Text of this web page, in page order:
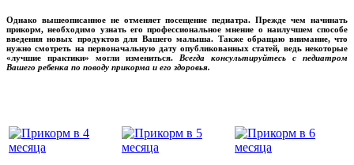
Однако вышеописанное не отменяет посещение педиатра. Прежде чем начинать
прикорм, необходимо узнать его профессиональное мнение о наилучшем способе
введения новых продуктов для Вашего малыша. Также обращаю внимание, что
нужно смотреть на первоначальную дату опубликованных статей, ведь некоторые
«лучшие практики» могли измениться. Всегда консультируйтесь с педиатром
Вашего ребенка по поводу прикорма и его здоровья.